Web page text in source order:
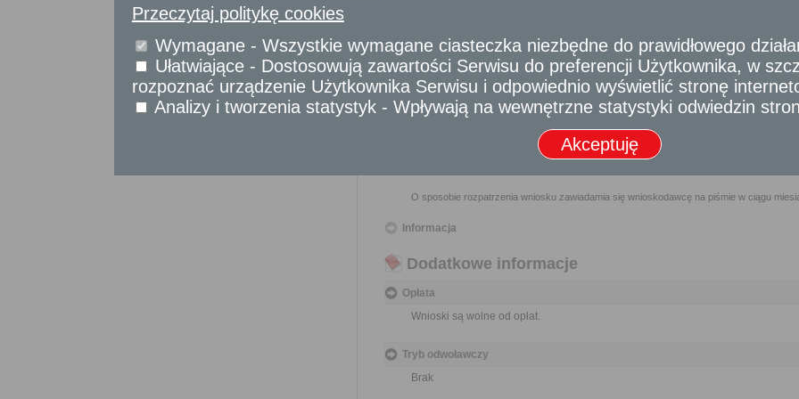
Sprawy obywatelskie
Urząd Stanu Cywilnego
Usługi
dla przedsiębiorców
Wymagane dokumenty
Wypełniony formularz wniosku w formie pisemnej albo w formie dokumentu
Odbiorca usługi
Obywatel, Przedsiębiorca, Instytucja
O sposobie rozpatrzenia wniosku zawiadamia się wnioskodawcę na piśmie w ciągu
Informacja
Dodatkowe informacje
Opłata
Wnioski są wolne od opłat.
Tryb odwoławczy
Brak
Przeczytaj politykę cookies
Wymagane - Wszystkie wymagane ciasteczka niezbędne do prawidłowego
Ułatwiające - Dostosowują zawartości Serwisu do preferencji Użytkownika, w
rozpoznać urządzenie Użytkownika Serwisu i odpowiednio wyświetlić stronę
Analizy i tworzenia statystyk - Wpływają na wewnętrzne statystyki odwiedzin stron
Akceptuję